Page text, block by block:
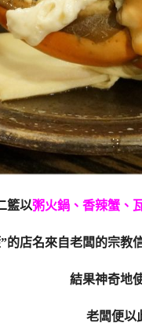
籃以粥火鍋、香辣蟹、
的店名來自老闆的宗教
結果神奇地
老闆便以